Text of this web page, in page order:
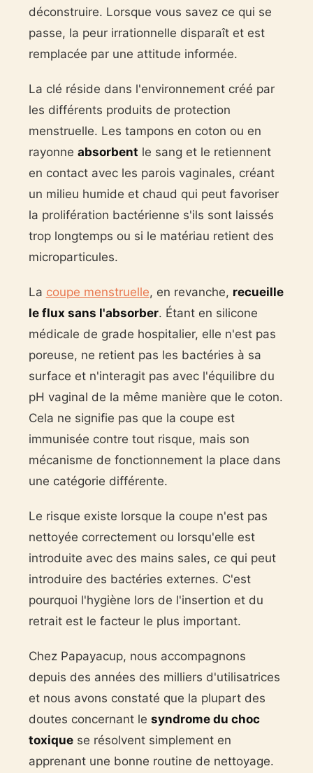
déconstruire. Lorsque vous savez ce qui se
passe, la peur irrationnelle disparaît et est
remplacée par une attitude informée.
La clé réside dans l'environnement créé par
les différents produits de protection
menstruelle. Les tampons en coton ou en
rayonne absorbent le sang et le retiennent
en contact avec les parois vaginales, créant
un milieu humide et chaud qui peut favoriser
la prolifération bactérienne s'ils sont laissés
trop longtemps ou si le matériau retient des
microparticules.
La coupe menstruelle, en revanche, recueille
le flux sans l'absorber. Étant en silicone
médicale de grade hospitalier, elle n'est pas
poreuse, ne retient pas les bactéries à sa
surface et n'interagit pas avec l'équilibre du
pH vaginal de la même manière que le coton.
Cela ne signifie pas que la coupe est
immunisée contre tout risque, mais son
mécanisme de fonctionnement la place dans
une catégorie différente.
Le risque existe lorsque la coupe n'est pas
nettoyée correctement ou lorsqu'elle est
introduite avec des mains sales, ce qui peut
introduire des bactéries externes. C'est
pourquoi l'hygiène lors de l'insertion et du
retrait est le facteur le plus important.
Chez Papayacup, nous accompagnons
depuis des années des milliers d'utilisatrices
et nous avons constaté que la plupart des
doutes concernant le syndrome du choc
toxiquese résolvent simplement en
apprenant une bonne routine de nettoyage.